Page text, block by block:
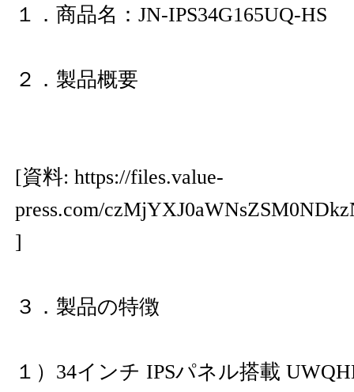
１．商品名：JN-IPS34G165UQ-HS
２．製品概要
[資料: https://files.value-
press.com/
]
３．製品の特徴
１）34インチ IPSパネル搭載